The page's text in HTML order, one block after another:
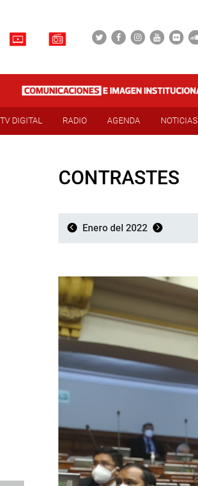
TV DIGITAL RADIO AGENDA NOTICIAS
CONTRASTES
Enero del 2022